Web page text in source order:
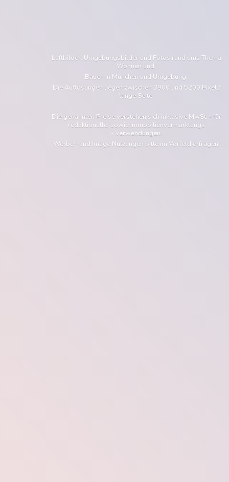
Luftbilder, Umgebungsbilder und Fotos rund ums Thema
Wohnen und
Bauen in München und Umgebung.
Die Auflösungen liegen zwischen 3900 und 5200 Pixel /
lange Seite.
Die genannten Preise verstehen sich inklusive MwSt. - für
redaktionelle, sowie Immobilienvermarktungs
- Verwendungen.
Werbe - und Image Nutzungen bitte im Vorfeld erfragen.